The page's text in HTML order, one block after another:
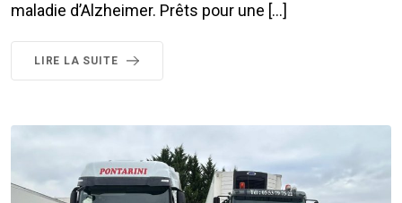
maladie d’Alzheimer. Prêts pour une […]
LIRE LA SUITE